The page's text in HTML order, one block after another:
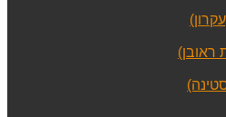
ראובן)